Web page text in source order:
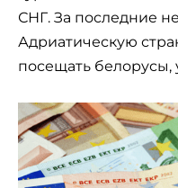
СНГ. За последние
Адриатическую
посещать